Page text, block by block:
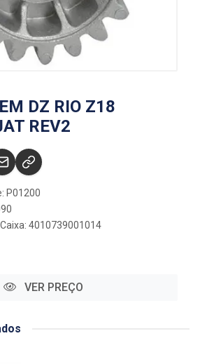
DZ RIO Z18
REV2
P01200
4010739001014
VER PREÇO